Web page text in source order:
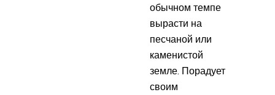
обычном темпе
вырасти на
песчаной или
каменистой
земле. Порадует
своим